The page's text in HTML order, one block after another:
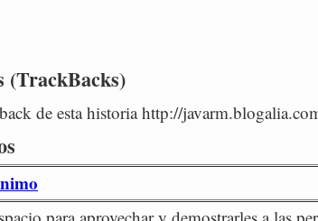
(TrackBacks)
de esta historia http://